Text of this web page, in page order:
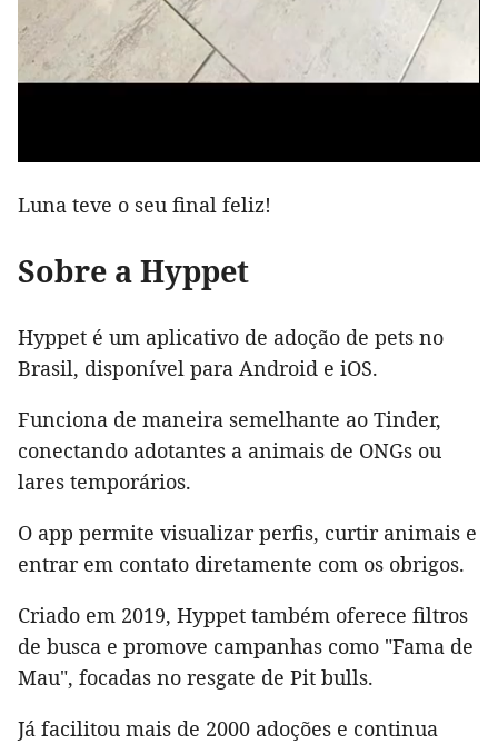
Luna teve o seu final feliz!
Sobre a Hyppet
Hyppet é um aplicativo de adoção de pets no
Brasil, disponível para Android e iOS.
Funciona de maneira semelhante ao Tinder,
conectando adotantes a animais de ONGs ou
lares temporários.
O app permite visualizar perfis, curtir animais e
entrar em contato diretamente com os obrigos.
Criado em 2019, Hyppet também oferece filtros
de busca e promove campanhas como "Fama de
Mau", focadas no resgate de Pit bulls.
Já facilitou mais de 2000 adoções e continua